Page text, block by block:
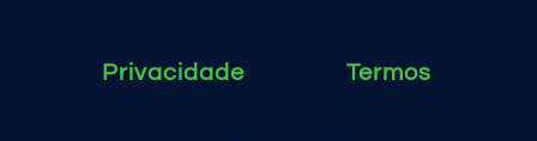
Privacidade Termos